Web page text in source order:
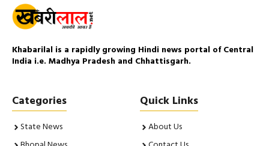
Khabarilal is a rapidly growing Hindi news portal of Central
India i.e. Madhya Pradesh and Chhattisgarh.
Categories
State News
Quick Links
About Us